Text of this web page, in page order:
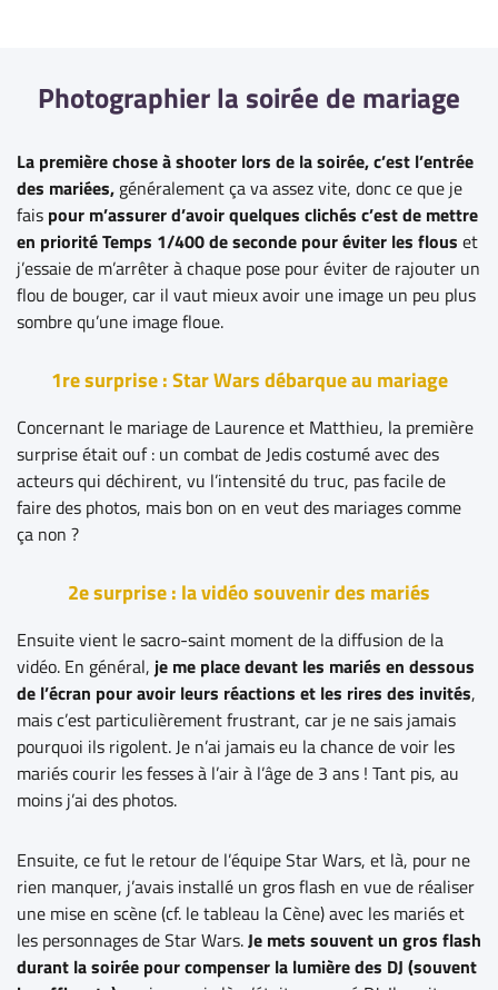
Photographier la soirée de mariage
La première chose à shooter lors de la soirée, c’est l’entrée
des mariées, généralement ça va assez vite, donc ce que je
fais pour m’assurer d’avoir quelques clichés c’est de mettre
en priorité Temps 1/400 de seconde pour éviter les flous et
j’essaie de m’arrêter à chaque pose pour éviter de rajouter un
flou de bouger, car il vaut mieux avoir une image un peu plus
sombre qu’une image floue.
1re surprise : Star Wars débarque au mariage
Concernant le mariage de Laurence et Matthieu, la première
surprise était ouf : un combat de Jedis costumé avec des
acteurs qui déchirent, vu l’intensité du truc, pas facile de
faire des photos, mais bon on en veut des mariages comme
ça non ?
2e surprise : la vidéo souvenir des mariés
Ensuite vient le sacro-saint moment de la diffusion de la
vidéo. En général, je me place devant les mariés en dessous
de l’écran pour avoir leurs réactions et les rires des invités,
mais c’est particulièrement frustrant, car je ne sais jamais
pourquoi ils rigolent. Je n’ai jamais eu la chance de voir les
mariés courir les fesses à l’air à l’âge de 3 ans ! Tant pis, au
moins j’ai des photos.
Ensuite, ce fut le retour de l’équipe Star Wars, et là, pour ne
rien manquer, j’avais installé un gros flash en vue de réaliser
une mise en scène (cf. le tableau la Cène) avec les mariés et
les personnages de Star Wars.Je mets souvent un gros flash
durant la soirée pour compenser la lumière des DJ (souvent